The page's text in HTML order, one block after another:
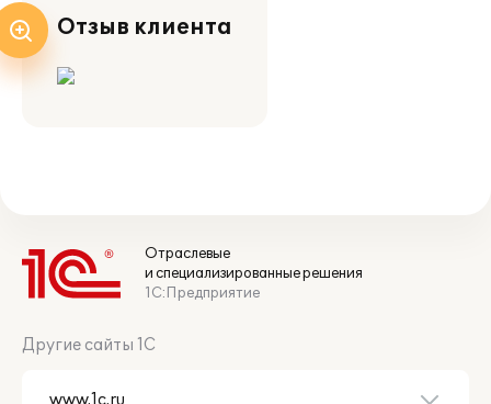
Отзыв клиента
Отраслевые
и специализированные решения
1С:Предприятие
Другие сайты 1С